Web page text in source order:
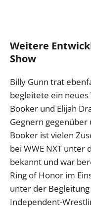
Weitere
Show
Billy Gunn trat
begleitete ein neues
Booker und Elijah
Gegnern gegenüber
Booker ist vielen
bei WWE NXT unter
bekannt und war
Ring of Honor im
unter der
Independent-